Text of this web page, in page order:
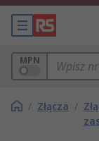
MPN
/ Złącza /